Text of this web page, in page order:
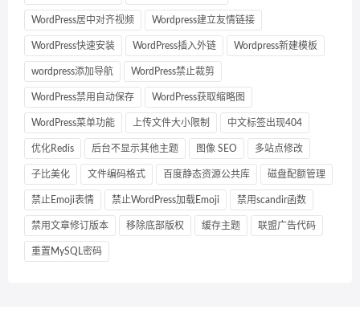
WordPress居中对齐视频 Wordpress建立友情链接
WordPress快速安装 WordPress插入外链 Wordpress新建模板
wordpress添加导航 WordPress禁止裁剪
WordPress禁用自动保存 WordPress获取缩略图
WordPress菜单功能 上传文件大小限制 中文标签出现404
优化Redis 后台不显示其他主题 图像 SEO 多站点修改
子比美化 文件编码格式 百度静态资源公共库 磁盘配额管理
禁止Emoji表情 禁止WordPress加载Emoji 禁用scandir函数
禁用文章修订版本 移除底部版权 缓存主题 联盟广告代码
重置MySQL密码